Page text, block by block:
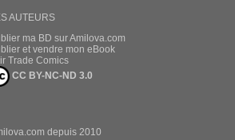
AUTEURS
ma BD sur Amilova.com
et vendre mon eBook
Trade Comics
CC BY-NC-ND 3.0
depuis 2010